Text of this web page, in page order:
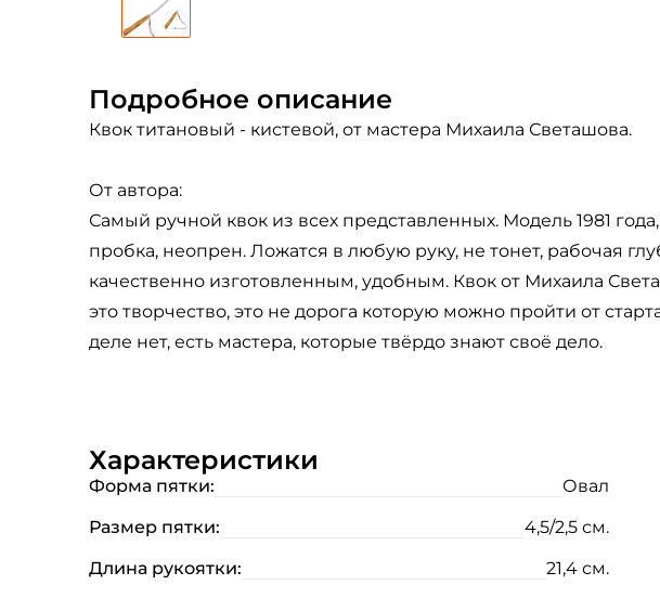
Подробное описание
Квок титановый - кистевой, от мастера Михаила Светашова.
От автора:
Самый ручной квок из всех представленных. Модель 1981
пробка, неопрен. Ложатся в любую руку, не тонет, рабочая
качественно изготовленным, удобным. Квок от Михаила
это творчество, это не дорога которую можно пройти от
деле нет, есть мастера, которые твёрдо знают своё дело.
Характеристики
Форма пятки: Овал
Размер пятки:
4,5/2,5 см.
Длина рукоятки:
21,4 см.